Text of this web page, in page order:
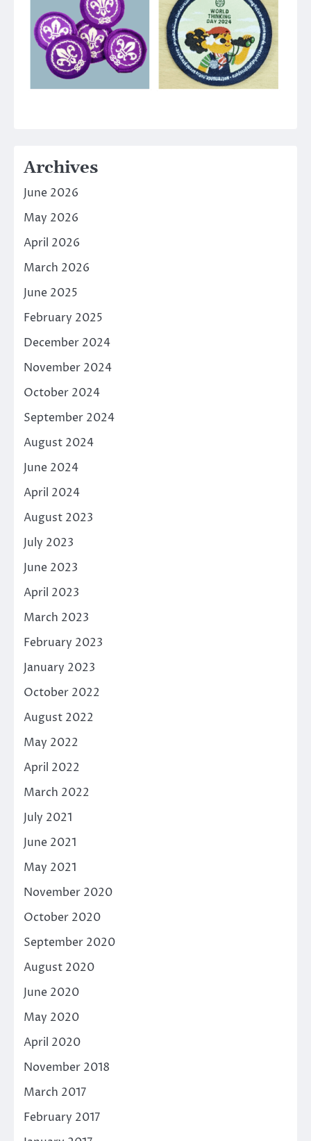
Archives
June 2026
May 2026
April 2026
March 2026
June 2025
February 2025
December 2024
November 2024
October 2024
September 2024
August 2024
June 2024
April 2024
August 2023
July 2023
June 2023
April 2023
March 2023
February 2023
January 2023
October 2022
August 2022
May 2022
April 2022
March 2022
July 2021
June 2021
May 2021
November 2020
October 2020
September 2020
August 2020
June 2020
May 2020
April 2020
November 2018
March 2017
February 2017